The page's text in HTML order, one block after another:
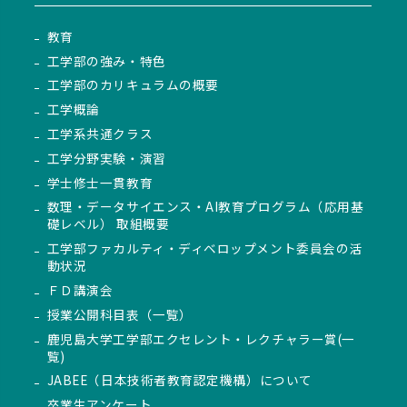
教育
工学部の強み・特色
工学部のカリキュラムの概要
工学概論
工学系共通クラス
工学分野実験・演習
学士修士一貫教育
数理・データサイエンス・AI教育プログラム（応用基
礎レベル） 取組概要
工学部ファカルティ・ディベロップメント委員会の活
動状況
ＦＤ講演会
授業公開科目表（一覧）
鹿児島大学工学部エクセレント・レクチャラー賞(一
覧)
JABEE（日本技術者教育認定機構）について